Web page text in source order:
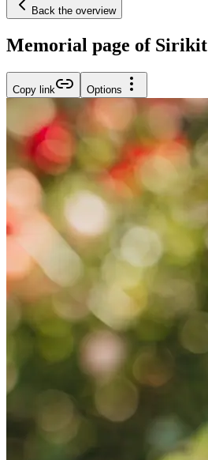
Back the overview
Memorial page of Sirikit
Copy link Options